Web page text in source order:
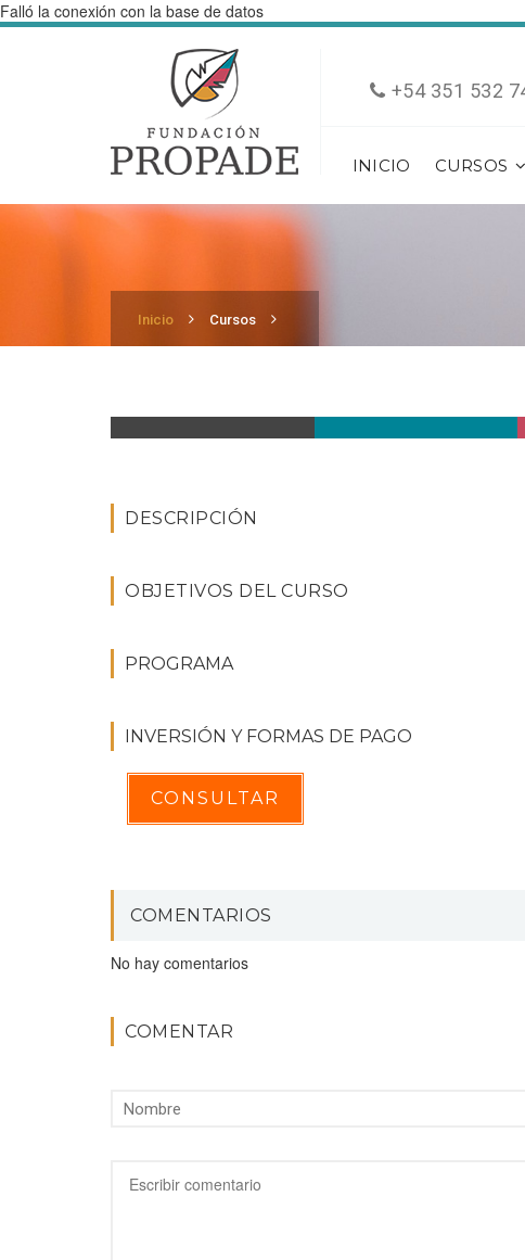
Falló la conexión con la base de datos
+54 351 532
INICIO CURSOS
Inicio Cursos
DESCRIPCIÓN
OBJETIVOS DEL CURSO
PROGRAMA
INVERSIÓN Y FORMAS DE PAGO
CONSULTAR
COMENTARIOS
No hay comentarios
COMENTAR